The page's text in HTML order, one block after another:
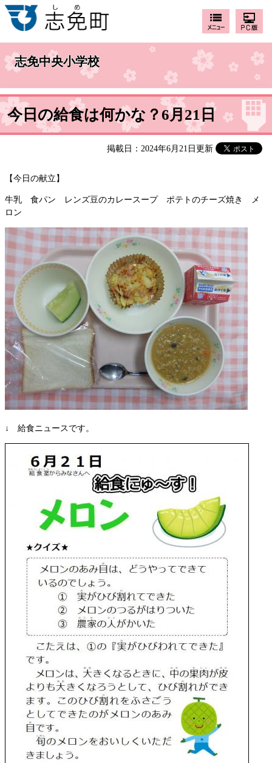
志免中央小学校
今日の給食は何かな？6月21日
掲載日：2024年6月21日更新
【今日の献立】
牛乳 食パン レンズ豆のカレースープ ポテトのチーズ焼き メ
ロン
↓ 給食ニュースです。